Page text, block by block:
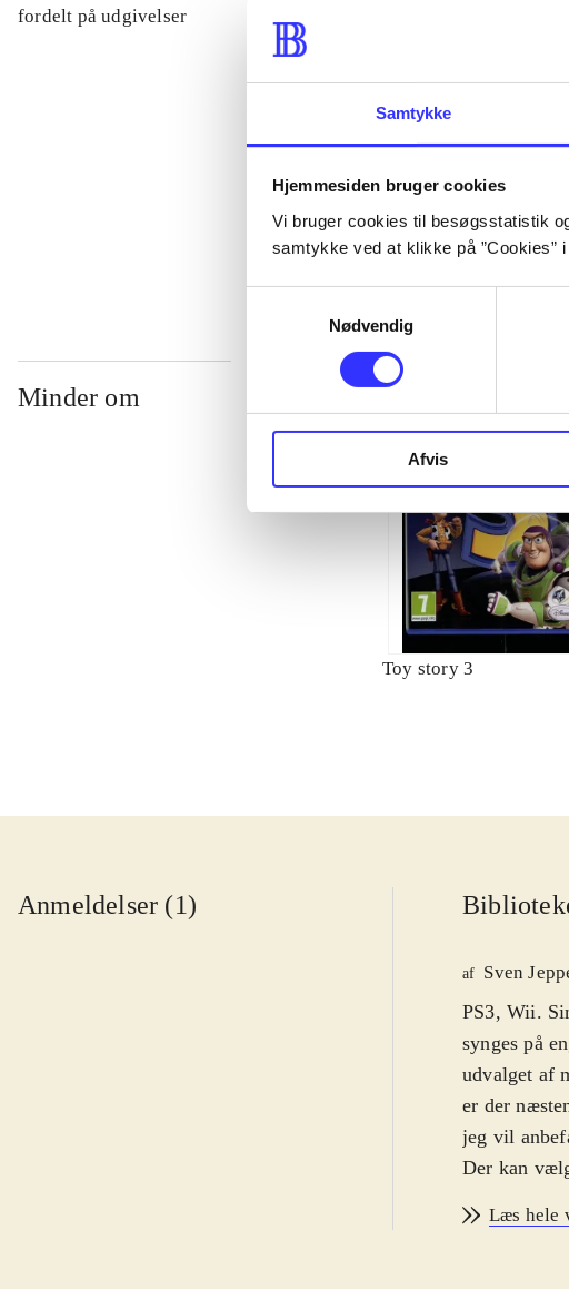
Samtykke
Hjemmesiden bruger cookies
Vi bruger cookies til besøgsstatistik
samtykke ved at klikke på ”Cookies”
Nødvendig
Afvis
fordelt på udgivelser
...
...
Minder om
Toy story 3
Anmeldelser (1)
af Sven
PS3, Wii.
synges på
udvalget af
er der
jeg vil
Der kan
helt op til
Læs hele